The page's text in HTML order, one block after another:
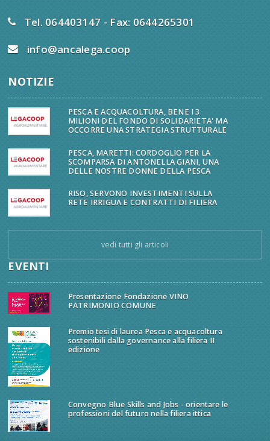
Tel. 064403147 - Fax: 0644265301
info@ancalega.coop
NOTIZIE
PESCA E ACQUACOLTURA, BENE I 3
MILIONI DEL FONDO DI SOLIDARIETA' MA
OCCORRE UNA STRATEGIA STRUTTURALE
PESCA, MARETTI: CORDOGLIO PER LA
SCOMPARSA DI ANTONELLA GIANI, UNA
DELLE NOSTRE DONNE DELLA PESCA
RISO, SERVONO INVESTIMENTI SULLA
RETE IRRIGUA E CONTRATTI DI FILIERA
vedi tutti gli articoli
EVENTI
Presentazione Fondazione VINO
PATRIMONIO COMUNE
Premio tesi di laurea Pesca e acquacoltura
sostenibili dalla governance alla filiera II
edizione
Convegno Blue Skills and Jobs - orientare le
professioni del futuro nella filiera ittica